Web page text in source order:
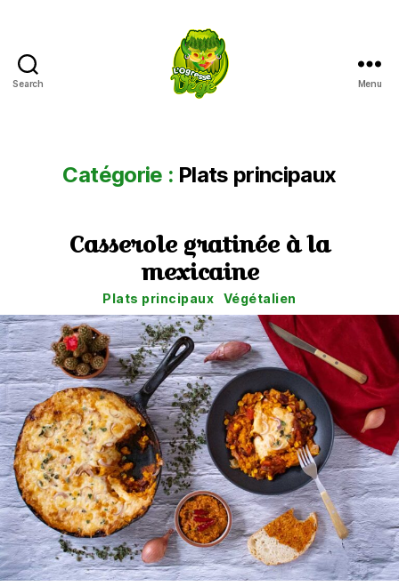
Search Menu
Catégorie : Plats principaux
Casserole gratinée à la
mexicaine
Catégories
Plats principaux Végétalien